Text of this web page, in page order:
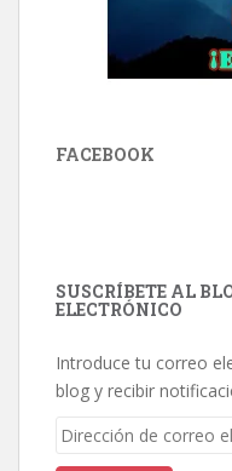
FACEBOOK
SUSCRÍBETE AL
ELECTRÓNICO
Introduce tu correo
blog y recibir
Dirección